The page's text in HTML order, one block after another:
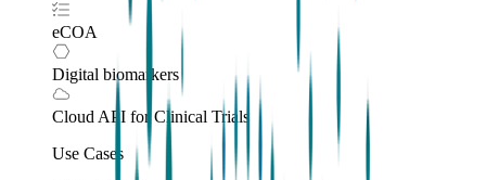
eCOA
Digital biomarkers
Cloud API for Clinical Trials
Use Cases